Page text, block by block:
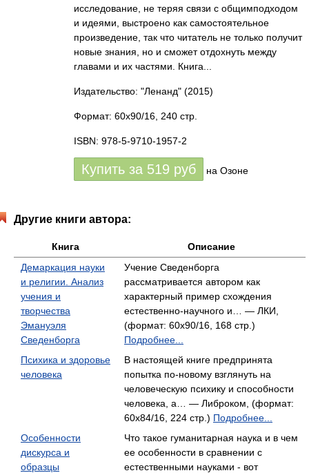
исследование, не теряя связи с общимподходом
и идеями, выстроено как самостоятельное
произведение, так что читатель не только получит
новые знания, но и сможет отдохнуть между
главами и их частями. Книга...
Издательство: "Ленанд" (2015)
Формат: 60x90/16, 240 стр.
ISBN: 978-5-9710-1957-2
Купить за 519 руб на Озоне
Другие книги автора:
Книга
Описание
Демаркация науки
и религии. Анализ
учения и
творчества
Эмануэля
Сведенборга
Учение Сведенборга
рассматривается автором как
характерный пример схождения
естественно-научного и… — ЛКИ,
(формат: 60x90/16, 168 стр.)
Подробнее...
Психика и здоровье
человека
В настоящей книге предпринята
попытка по-новому взглянуть на
человеческую психику и способности
человека, а… — Либроком, (формат:
60x84/16, 224 стр.) Подробнее...
Особенности
дискурса и
образцы
Что такое гуманитарная наука и в чем
ее особенности в сравнении с
естественными науками - вот